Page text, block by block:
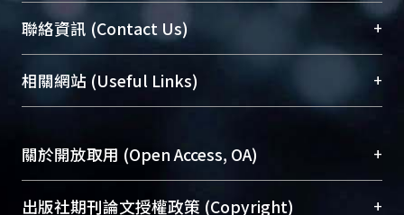
臺大位居世界頂尖大學之列，為永久珍藏及向國際
展現本校豐碩的研究成果及學術能量，圖書館整合
機構典藏（NTUR）與學術庫（AH）不同功能平
台，成為臺大學術典藏NTU scholars。期能整合研
究能量、促進交流合作、保存學術產出、推廣研究
成果。
To permanently archive and promote researcher
profiles and scholarly works, Library integrates the
聯絡資訊 (Contact Us) +
總館學科館員(Main Library)
醫學圖書館學科館員(Medical Library)
Sciences Library)
相關網站 (Useful Links) +
關於開放取用 (Open Access, OA) +
開放取用是從使用者角度提升資訊取用性的社會運
出版社期刊論文授權政策 (Copyright) +